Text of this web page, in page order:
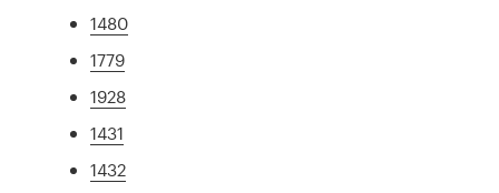
1480
1779
1928
1431
1432